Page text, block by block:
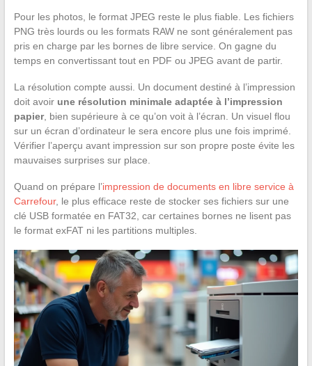
Pour les photos, le format JPEG reste le plus fiable. Les fichiers
PNG très lourds ou les formats RAW ne sont généralement pas
pris en charge par les bornes de libre service. On gagne du
temps en convertissant tout en PDF ou JPEG avant de partir.
La résolution compte aussi. Un document destiné à l’impression
doit avoir une résolution minimale adaptée à l’impression
papier, bien supérieure à ce qu’on voit à l’écran. Un visuel flou
sur un écran d’ordinateur le sera encore plus une fois imprimé.
Vérifier l’aperçu avant impression sur son propre poste évite les
mauvaises surprises sur place.
Quand on prépare l’impression de documents en libre service à
Carrefour, le plus efficace reste de stocker ses fichiers sur une
clé USB formatée en FAT32, car certaines bornes ne lisent pas
le format exFAT ni les partitions multiples.